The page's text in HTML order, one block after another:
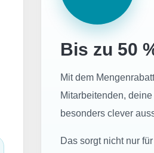
Bis zu 50
Mit dem
Mitarbeitenden,
besonders clever
Das sorgt nicht nur